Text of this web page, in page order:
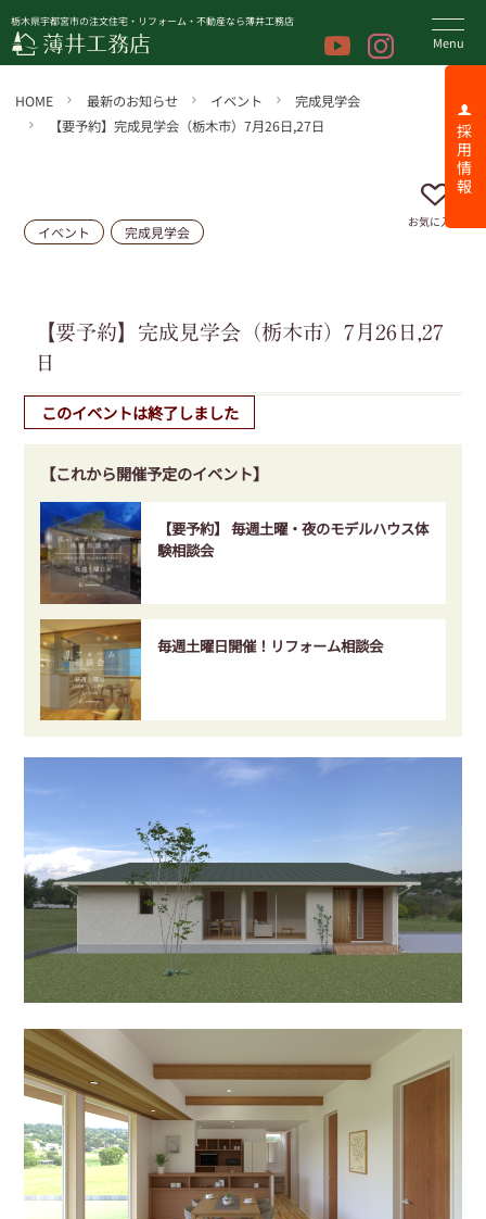
栃木県宇都宮市の注文住宅・リフォーム・不動産なら薄井工務店
採 用 情 報
HOME 最新のお知らせ イベント
完成見学会
【要予約】完成見学会（栃木市）7月26日,27日
お気に入り
イベント 完成見学会
【要予約】完成見学会（栃木市）7月26日,27
日
このイベントは終了しました
【これから開催予定のイベント】
【要予約】 毎週土曜・夜のモデルハウス体
験相談会
毎週土曜日開催！リフォーム相談会